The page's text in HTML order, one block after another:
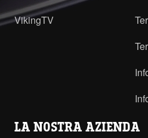
VikingTV
LA NOSTRA AZIENDA